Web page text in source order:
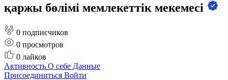
қаржы бөлімі мемлекеттік мекемесі
0 подписчиков
0 просмотров
0 лайков
Активность О себе Данные
Присоединиться Войти